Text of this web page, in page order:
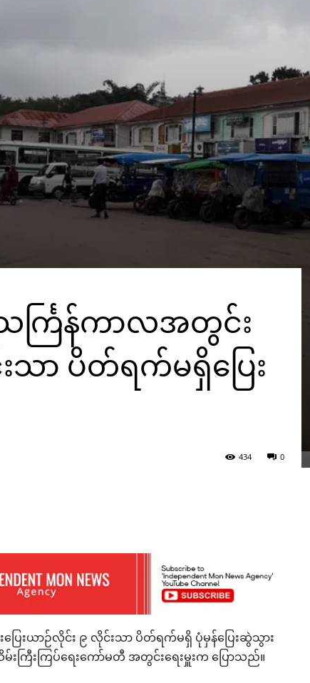
င်္ကြန်ကာလအတွင်း
သာ ပိတ်ရက်မရှိပြေး
0
434
ေးယာဉ်လိုင်း ၉ လိုင်းသာ ပိတ်ရက်မရှိ ပုံမှန်ပြေးဆွဲသွား
ကြီးကြပ်ရေးကော်မတီ အတွင်းရေးမှူးက ပြောသည်။